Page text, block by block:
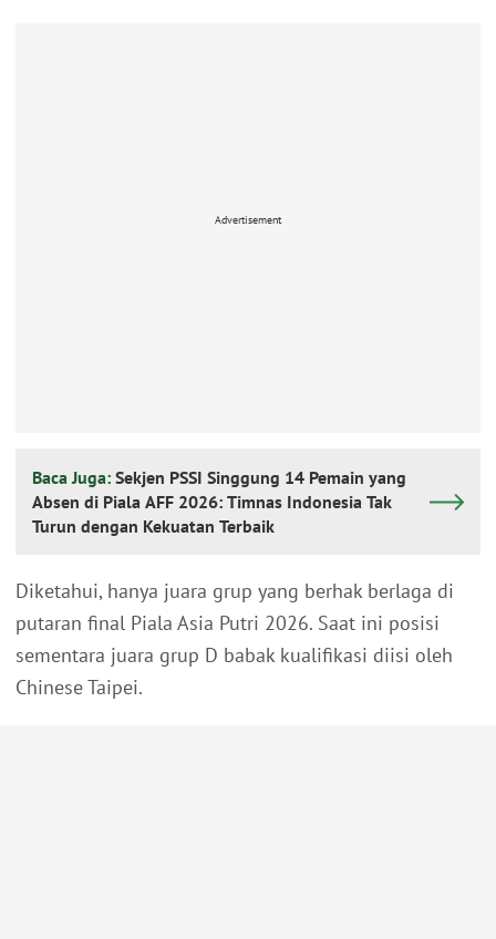
Advertisement
Baca Juga: Sekjen PSSI Singgung 14 Pemain yang
Absen di Piala AFF 2026: Timnas Indonesia Tak
Turun dengan Kekuatan Terbaik
Diketahui, hanya juara grup yang berhak berlaga di
putaran final Piala Asia Putri 2026. Saat ini posisi
sementara juara grup D babak kualifikasi diisi oleh
Chinese Taipei.